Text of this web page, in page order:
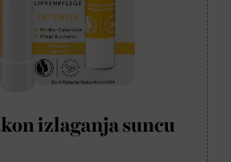
izlaganja suncu